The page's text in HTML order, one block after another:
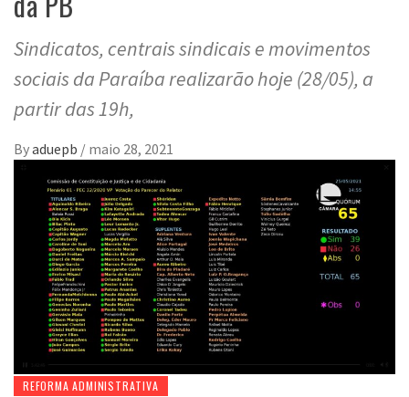
Sindicatos, centrais sindicais e movimentos
sociais da Paraíba realizarão hoje (28/05), a
partir das 19h,
Byaduepb / maio 28, 2021
REFORMA ADMINISTRATIVA